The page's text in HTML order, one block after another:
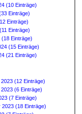
(10 Einträge)
Einträge)
Einträge)
Einträge)
Einträge)
(15 Einträge)
(21 Einträge)
(12 Einträge)
(6 Einträge)
(7 Einträge)
2023 (18 Einträge)